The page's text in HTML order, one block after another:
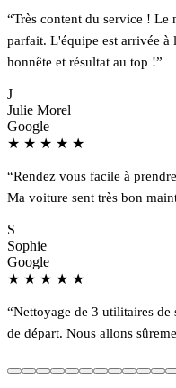
“Très content du service ! Le
parfait. L'équipe est arrivée à
honnête et résultat au top !”
J
Julie Morel
Google
★ ★ ★ ★ ★
“Rendez vous facile à
Ma voiture sent très bon
S
Sophie
Google
★ ★ ★ ★ ★
“Nettoyage de 3 utilitaires
de départ. Nous allons